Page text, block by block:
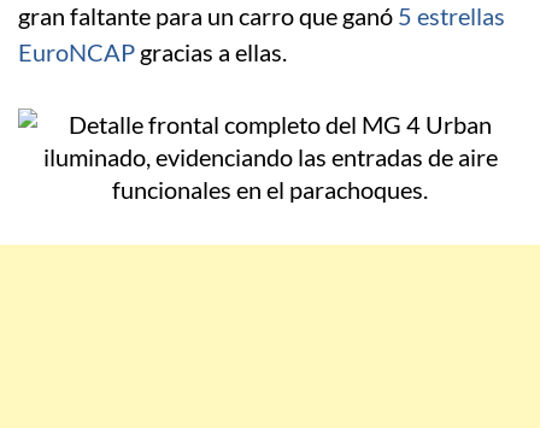
gran faltante para un carro que ganó 5 estrellas
EuroNCAP gracias a ellas.